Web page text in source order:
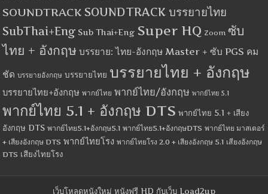
SOUNDTRACK SOUNDTRACK บรรยายไทย
SubThai+Eng Sub Thai+Eng Super HQ Zoom ซับ
ไทย + อังกฤษ บรรยาย: ไทย-อังกฤษ Master + ซับ PGS คม
ชัด บรรยายอังกฤษ บรรยายไทย บรรยายไทย + อังกฤษ
บรรยายไทย+อังกฤษ พากย์ไทย พากย์ไทย/อังกฤษ พากย์ไทย 5.1
พากย์ไทย 5.1 + อังกฤษ DTS พากย์ไทย 5.1 + เสียง
อังกฤษ DTS พากย์ไทย5.1+อังกฤษ5.1 พากย์ไทย5.1+อังกฤษDTS พากย์ไทย มาสเตอร์
+ เสียงอังกฤษ DTS พากย์ไทยโรง พากย์ไทยโรง 2.0 + เสียงอังกฤษ 5.1 เสียงอังกฤษ
DTS เสียงไทยโรง
เว็บโหลดหนังใหม่ หนังฟรี HD กับเว็บ Load2up